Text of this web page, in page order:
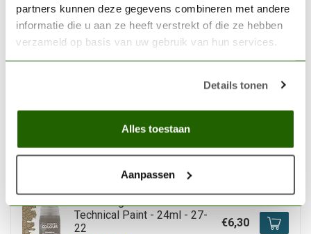
partners kunnen deze gegevens combineren met andere
informatie die u aan ze heeft verstrekt of die ze hebben
verzameld op basis van uw gebruik van hun services.
Details tonen
Alles toestaan
Aanpassen
Gamers Grass Dense Green
Wild Tuft 6mm - GGD6-DG
Op voorraad
€6,40
Niet op voorraad
Citadel Agrellan Earth -
Technical Paint - 24ml - 27-
22
€6,30